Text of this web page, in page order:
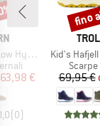
Hybrid
ridotto
63,98 €
(0)
Articolo
Kid's
69,95 €
Sconto
fino